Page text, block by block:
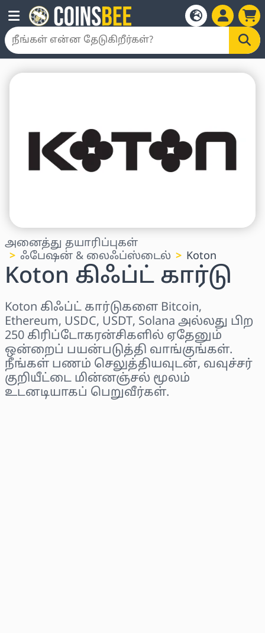
அனைத்து தயாரிப்புகள்
ஃபேஷன் & லைஃப்ஸ்டைல்
Koton
Koton கிஃப்ட் கார்டு
Koton கிஃப்ட் கார்டுகளை Bitcoin,
Ethereum, USDC, USDT, Solana அல்லது பிற
250 கிரிப்டோகரன்சிகளில் ஏதேனும்
ஒன்றைப் பயன்படுத்தி வாங்குங்கள்.
நீங்கள் பணம் செலுத்தியவுடன், வவுச்சர்
குறியீட்டை மின்னஞ்சல் மூலம்
உடனடியாகப் பெறுவீர்கள்.